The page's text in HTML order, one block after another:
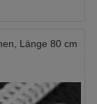
Länge 80 cm